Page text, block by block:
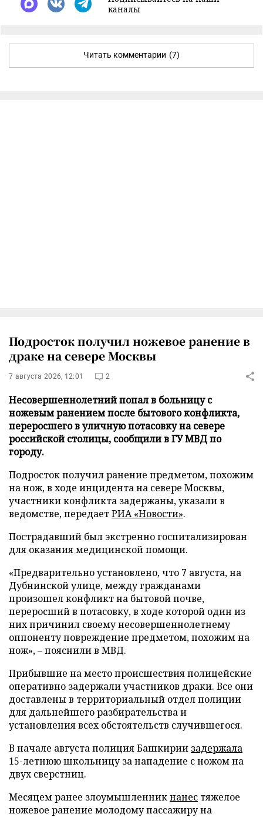
каналы
Читать комментарии (7)
Подросток получил ножевое ранение в
драке на севере Москвы
7 августа 2026, 12:01 2
Несовершеннолетний попал в больницу с
ножевым ранением после бытового конфликта,
переросшего в уличную потасовку на севере
российской столицы, сообщили в ГУ МВД по
городу.
Подросток получил ранение предметом, похожим
на нож, в ходе инцидента на севере Москвы,
участники конфликта задержаны, указали в
ведомстве, передаетРИА «Новости».
Пострадавший был экстренно госпитализирован
для оказания медицинской помощи.
«Предварительно установлено, что 7 августа, на
Дубнинской улице, между гражданами
произошел конфликт на бытовой почве,
переросший в потасовку, в ходе которой один из
них причинил своему несовершеннолетнему
оппоненту повреждение предметом, похожим на
нож», – пояснили в МВД.
Прибывшие на место происшествия полицейские
оперативно задержали участников драки. Все они
доставлены в территориальный отдел полиции
для дальнейшего разбирательства и
установления всех обстоятельств случившегося.
В начале августа полиция Башкирии задержала
15-летнюю школьницу за нападение с ножом на
двух сверстниц.
Месяцем ранее злоумышленникнанес тяжелое
ножевое ранение молодому пассажиру на